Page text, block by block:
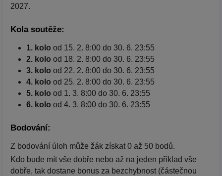
2027.
Kola soutěže:
1. kolo od 15. 2. 8:00 do 30. 6. 23:55
2. kolo od 18. 2. 8:00 do 30. 6. 23:55
3. kolo od 22. 2. 8:00 do 30. 6. 23:55
4. kolo od 25. 2. 8:00 do 30. 6. 23:55
5. kolo od 1. 3. 8:00 do 30. 6. 23:55
6. kolo od 4. 3. 8:00 do 30. 6. 23:55
Bodování:
Z bodování úloh může žák získat 0 až 50 bodů.
Kdo bude mít vše dobře nebo až na jeden příklad vše
dobře, tak dostane bonus za bezchybnost (částečnou